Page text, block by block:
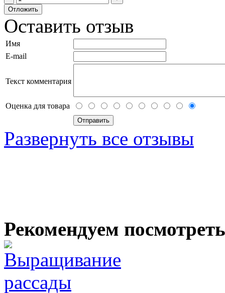
Оставить отзыв
Имя
E-mail
Текст комментария
Оценка для товара
Развернуть все отзывы
Рекомендуем посмотреть